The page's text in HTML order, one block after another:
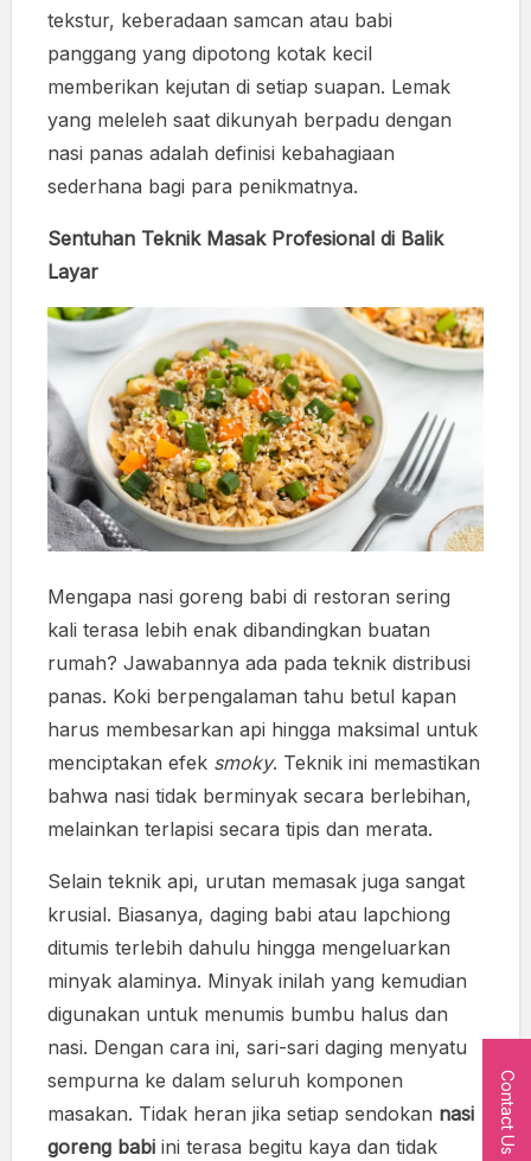
tekstur, keberadaan samcan atau babi
panggang yang dipotong kotak kecil
memberikan kejutan di setiap suapan. Lemak
yang meleleh saat dikunyah berpadu dengan
nasi panas adalah definisi kebahagiaan
sederhana bagi para penikmatnya.
Sentuhan Teknik Masak Profesional di Balik
Layar
Mengapa nasi goreng babi di restoran sering
kali terasa lebih enak dibandingkan buatan
rumah? Jawabannya ada pada teknik distribusi
panas. Koki berpengalaman tahu betul kapan
harus membesarkan api hingga maksimal untuk
menciptakan efek smoky. Teknik ini memastikan
bahwa nasi tidak berminyak secara berlebihan,
melainkan terlapisi secara tipis dan merata.
Selain teknik api, urutan memasak juga sangat
krusial. Biasanya, daging babi atau lapchiong
ditumis terlebih dahulu hingga mengeluarkan
minyak alaminya. Minyak inilah yang kemudian
digunakan untuk menumis bumbu halus dan
nasi. Dengan cara ini, sari-sari daging menyatu
sempurna ke dalam seluruh komponen
masakan. Tidak heran jika setiap sendokan nasi
goreng babi ini terasa begitu kaya dan tidak
Contact Us